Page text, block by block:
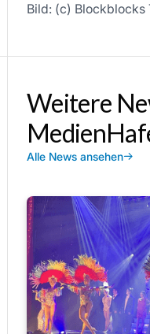
Bild: (c) Blockblocks
Weitere
Alle News ansehen